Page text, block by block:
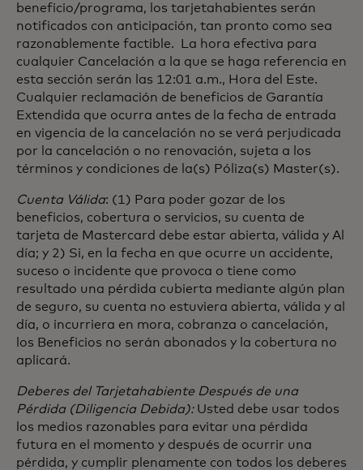
beneficio/programa, los tarjetahabientes serán
notificados con anticipación, tan pronto como sea
razonablemente factible. La hora efectiva para
cualquier Cancelación a la que se haga referencia en
esta sección serán las 12:01 a.m., Hora del Este.
Cualquier reclamación de beneficios de Garantía
Extendida que ocurra antes de la fecha de entrada
en vigencia de la cancelación no se verá perjudicada
por la cancelación o no renovación, sujeta a los
términos y condiciones de la(s) Póliza(s) Master(s).
Cuenta Válida: (1) Para poder gozar de los
beneficios, cobertura o servicios, su cuenta de
tarjeta de Mastercard debe estar abierta, válida y Al
día; y 2) Si, en la fecha en que ocurre un accidente,
suceso o incidente que provoca o tiene como
resultado una pérdida cubierta mediante algún plan
de seguro, su cuenta no estuviera abierta, válida y al
día, o incurriera en mora, cobranza o cancelación,
los Beneficios no serán abonados y la cobertura no
aplicará.
Deberes del Tarjetahabiente Después de una
Pérdida (Diligencia Debida):Usted debe usar todos
los medios razonables para evitar una pérdida
futura en el momento y después de ocurrir una
pérdida, y cumplir plenamente con todos los deberes